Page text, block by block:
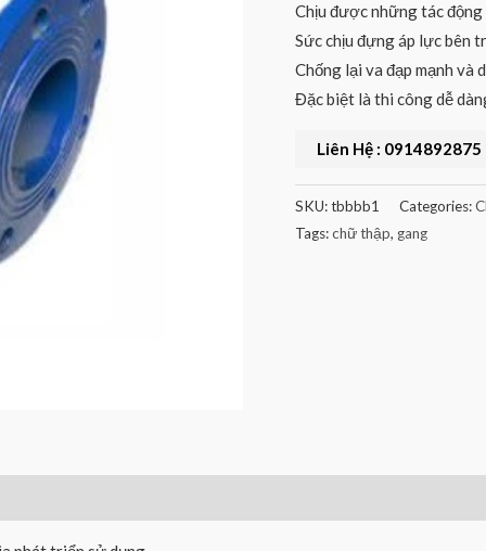
Chịu được những tác
Sức chịu đựng áp lực bên
Chống lại va đạp mạnh và
Đặc biệt là thi công dễ
Liên Hệ : 0914892875
SKU:tbbbb1 Categories:
Tags:chữ thập, gang